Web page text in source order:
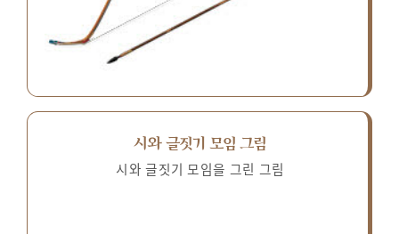
시와 글짓기 모임 그림
시와 글짓기 모임을 그린 그림